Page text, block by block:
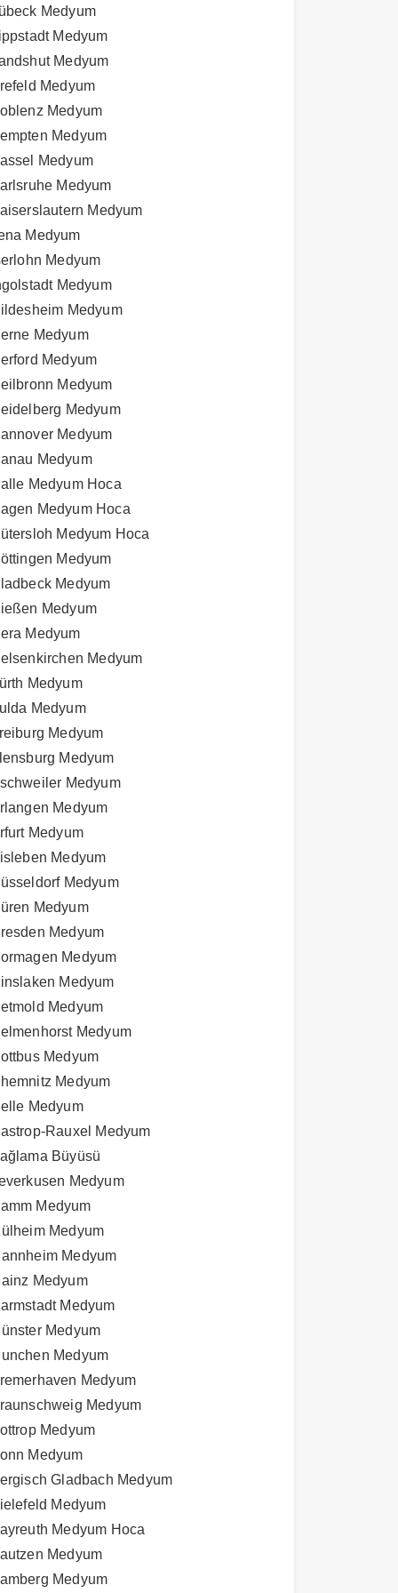
Medyum
Medyum
Medyum
Medyum
Medyum
Medyum
Medyum
Medyum
Medyum
Medyum
Medyum
Medyum
Medyum
Medyum
Medyum
Medyum
Medyum
Medyum
Medyum
Medyum Hoca
Medyum Hoca
Medyum Hoca
Medyum
Medyum
Medyum
Medyum
Medyum
Medyum
Medyum
Medyum
Medyum
Medyum
Medyum
Medyum
Medyum
Medyum
Medyum
Medyum
Medyum
Medyum
Medyum
Medyum
Medyum
Medyum
Medyum
Rauxel Medyum
Büyüsü
Medyum
Medyum
Medyum
Medyum
Medyum
Medyum
Medyum
Medyum
Medyum
Medyum
Medyum
Medyum
Gladbach Medyum
Medyum
Medyum Hoca
Medyum
Medyum